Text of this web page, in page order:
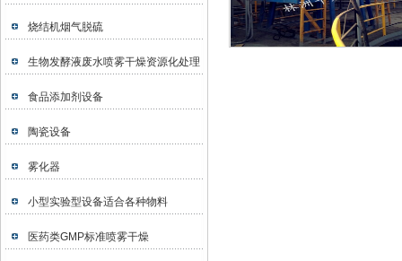
烧结机烟气脱硫
生物发酵液废水喷雾干燥资源化处理
食品添加剂设备
陶瓷设备
雾化器
小型实验型设备适合各种物料
医药类GMP标准喷雾干燥